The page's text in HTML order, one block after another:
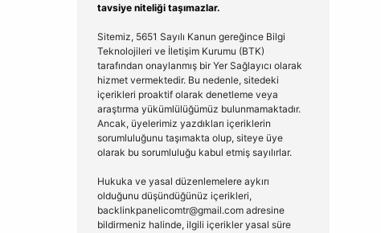
tavsiye niteliği taşımazlar.
Sitemiz, 5651 Sayılı Kanun gereğince Bilgi
Teknolojileri ve İletişim Kurumu (BTK)
tarafından onaylanmış bir Yer Sağlayıcı olarak
hizmet vermektedir. Bu nedenle, sitedeki
içerikleri proaktif olarak denetleme veya
araştırma yükümlülüğümüz bulunmamaktadır.
Ancak, üyelerimiz yazdıkları içeriklerin
sorumluluğunu taşımakta olup, siteye üye
olarak bu sorumluluğu kabul etmiş sayılırlar.
Hukuka ve yasal düzenlemelere aykırı
olduğunu düşündüğünüz içerikleri,
backlinkpanelicomtr@gmail.comadresine
bildirmeniz halinde, ilgili içerikler yasal süre